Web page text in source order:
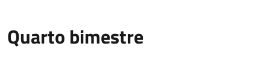
Quarto bimestre